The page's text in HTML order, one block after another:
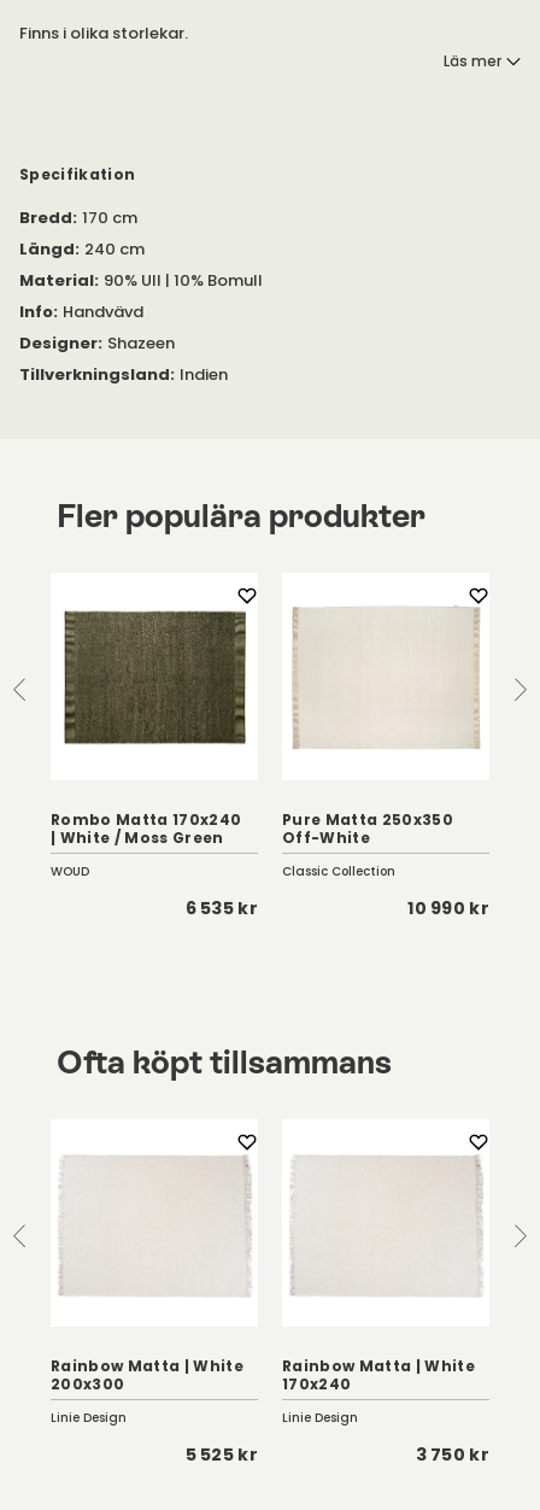
Finns i olika storlekar.
Läs mer
Specifikation
Bredd: 170 cm
Längd: 240 cm
Material: 90% Ull | 10% Bomull
Info: Handvävd
Designer: Shazeen
Tillverkningsland: Indien
Fler populära produkter
Rombo Matta 170x240
| White / Moss Green
WOUD
6 535 kr
Pure Matta 250x350
Off-White
Classic Collection
10 990 kr
Ofta köpt tillsammans
Rainbow Matta | White
200x300
Linie Design
5 525 kr
Rainbow Matta | White
170x240
Linie Design
3 750 kr